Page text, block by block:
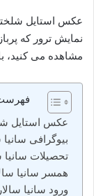
عکس استایل شلخته
نمایش ترور که
مشاهده می کنید،
عکس استایل
بیوگرافی
تحصیلات سانیا
همسر سانیا
ورود سانیا